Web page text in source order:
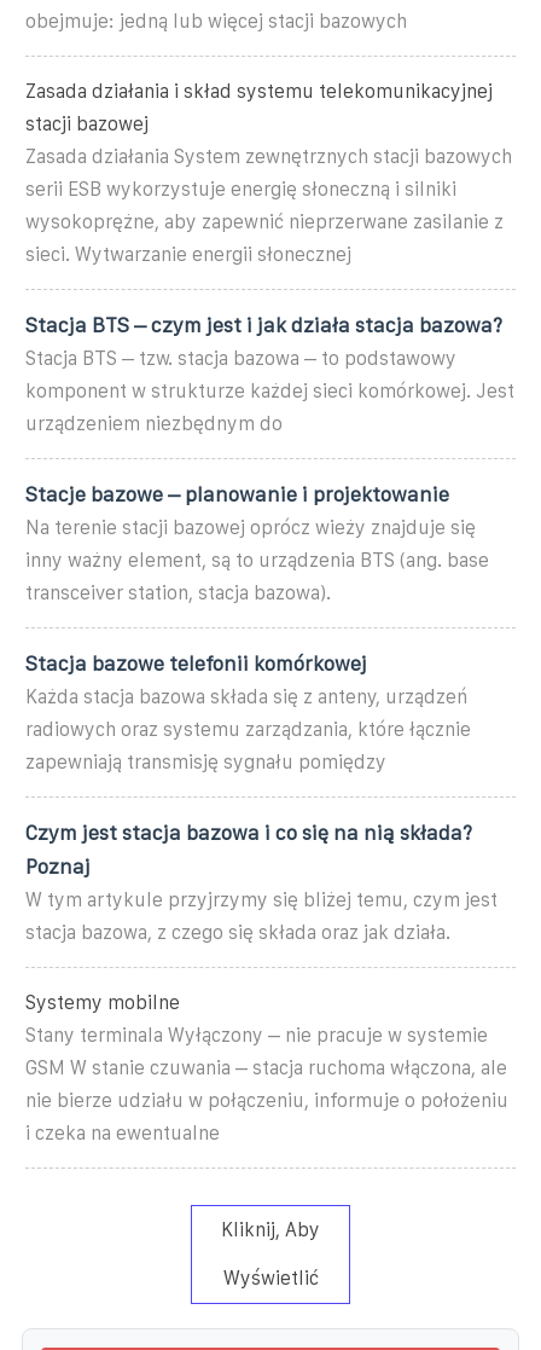
obejmuje: jedną lub więcej stacji bazowych
Zasada działania i skład systemu telekomunikacyjnej
stacji bazowej
Zasada działania System zewnętrznych stacji bazowych
serii ESB wykorzystuje energię słoneczną i silniki
wysokoprężne, aby zapewnić nieprzerwane zasilanie z
sieci. Wytwarzanie energii słonecznej
Stacja BTS – czym jest i jak działa stacja bazowa?
Stacja BTS – tzw. stacja bazowa – to podstawowy
komponent w strukturze każdej sieci komórkowej. Jest
urządzeniem niezbędnym do
Stacje bazowe – planowanie i projektowanie
Na terenie stacji bazowej oprócz wieży znajduje się
inny ważny element, są to urządzenia BTS (ang. base
transceiver station, stacja bazowa).
Stacja bazowe telefonii komórkowej
Każda stacja bazowa składa się z anteny, urządzeń
radiowych oraz systemu zarządzania, które łącznie
zapewniają transmisję sygnału pomiędzy
Czym jest stacja bazowa i co się na nią składa?
Poznaj
W tym artykule przyjrzymy się bliżej temu, czym jest
stacja bazowa, z czego się składa oraz jak działa.
Systemy mobilne
Stany terminala Wyłączony – nie pracuje w systemie
GSM W stanie czuwania – stacja ruchoma włączona, ale
nie bierze udziału w połączeniu, informuje o położeniu
i czeka na ewentualne
Kliknij, Aby
Wyświetlić